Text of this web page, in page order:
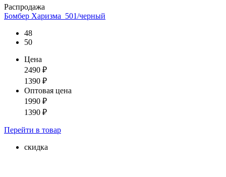
Распродажа
Бомбер Харизма_501/черный
48
50
Цена
2490 ₽
1390 ₽
Оптовая цена
1990 ₽
1390 ₽
Перейти в товар
скидка